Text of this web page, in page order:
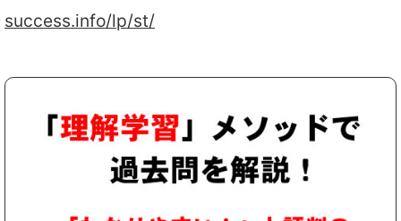
success.info/lp/st/